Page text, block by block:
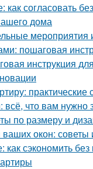
согласовать
дома
мероприятия
пошаговая
инструкция
что вам нужно
по размеру и
окон: советы
сэкономить без